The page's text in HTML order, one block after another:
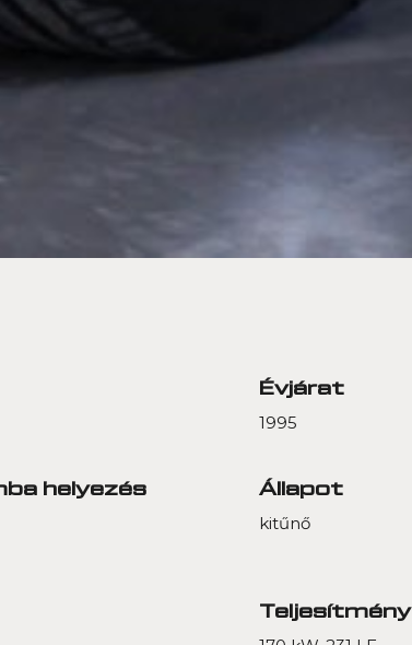
Évjárat
1995
helyezés
Állapot
kitűnő
Teljesítmény